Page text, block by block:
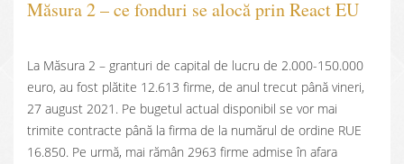
Măsura 2 – ce fonduri se alocă prin React EU
La Măsura 2 – granturi de capital de lucru de 2.000-150.000
euro, au fost plătite 12.613 firme, de anul trecut până vineri,
27 august 2021. Pe bugetul actual disponibil se vor mai
trimite contracte până la firma de la numărul de ordine RUE
16.850. Pe urmă, mai rămân 2963 firme admise în afara